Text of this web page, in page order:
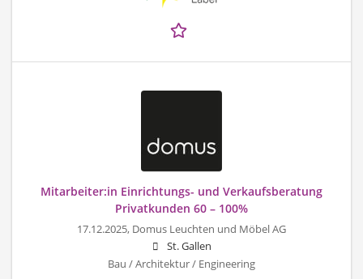
Mitarbeiter:in Einrichtungs- und Verkaufsberatung
Privatkunden 60 – 100%
17.12.2025, Domus Leuchten und Möbel AG
St. Gallen
Bau / Architektur / Engineering